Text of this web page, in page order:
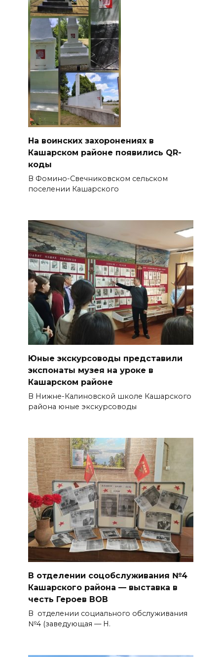
На воинских захоронениях в
Кашарском районе появились QR-
коды
В Фомино-Свечниковском сельском
поселении Кашарского
Юные экскурсоводы представили
экспонаты музея на уроке в
Кашарском районе
В Нижне-Калиновской школе Кашарского
района юные экскурсоводы
В отделении соцобслуживания №4
Кашарского района — выставка в
честь Героев ВОВ
В отделении социального обслуживания
№4 (заведующая — Н.